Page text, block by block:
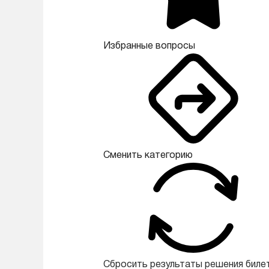
Избранные вопросы
Сменить категорию
Сбросить результаты решения